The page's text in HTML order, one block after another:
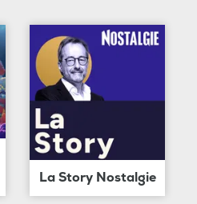
La Story Nostalgie